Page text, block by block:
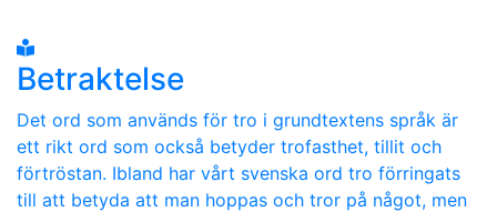
Betraktelse
Det ord som används för tro i grundtextens språk är
ett rikt ord som också betyder trofasthet, tillit och
förtröstan. Ibland har vårt svenska ord tro förringats
till att betyda att man hoppas och tror på något, men